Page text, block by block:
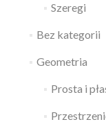
Szeregi
Bez kategorii
Geometria
Prosta i